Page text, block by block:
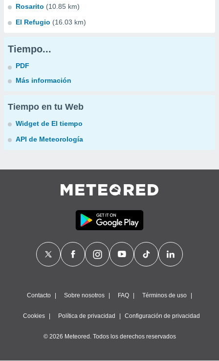
Rosarito (10.85 km)
El Refugio (16.03 km)
Tiempo...
PDF
Más información
Tiempo en tu Web
Widget de El tiempo
API de Meteorología
Contacto Sobre nosotros FAQ Términos de uso
Cookies Política de privacidad Configuración de privacidad
© 2026 Meteored. Todos los derechos reservados